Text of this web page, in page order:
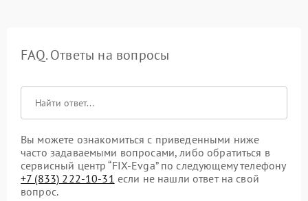
FAQ. Ответы на вопросы
Вы можете ознакомиться с приведенными ниже
часто задаваемыми вопросами, либо обратиться в
сервисный центр “FIX-Evga” по следующему телефону
+7 (833) 222-10-31 если не нашли ответ на свой
вопрос.